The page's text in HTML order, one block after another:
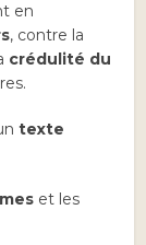
en
, contre la
crédulité du
texte
et les